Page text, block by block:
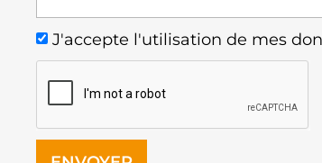
J'accepte l'utilisation de mes